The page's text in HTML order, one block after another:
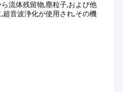
流体残留物,塵粒子,および他
音波浄化が使用され,その機